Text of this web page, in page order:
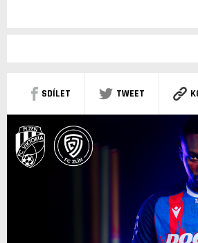
SDÍLET TWEET